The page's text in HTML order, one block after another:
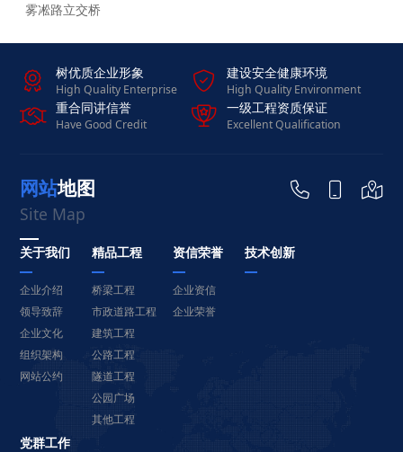
雾凇路立交桥
 树优质企业形象
High Quality Enterprise  建设安全健康环境
High Quality Environment
 重合同讲信誉
Have Good Credit  一级工程资质保证
Excellent Qualification
Site Map
网站地图   
关于我们
企业介绍
领导致辞
企业文化
组织架构
网站公约
精品工程
桥梁工程
市政道路工程
建筑工程
公路工程
隧道工程
公园广场
其他工程
资信荣誉
企业资信
企业荣誉
技术创新
党群工作